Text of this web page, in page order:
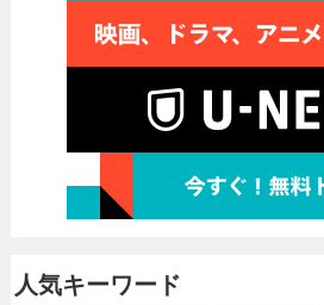
人気キーワード